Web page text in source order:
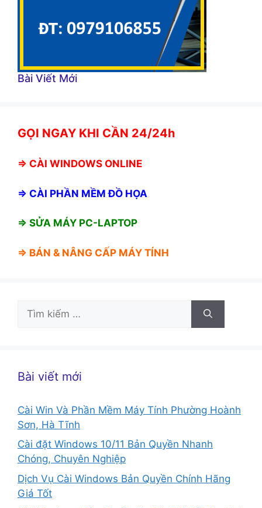
Bài Viết Mới
GỌI NGAY KHI CẦN 24/24h
⇒ CÀI WINDOWS ONLINE
⇒ CÀI PHẦN MỀM ĐỒ HỌA
⇒ SỬA MÁY PC-LAPTOP
⇒ BÁN & NÂNG CẤP MÁY TÍNH
Tìm
kiếm
Bài viết mới
Cài Win Và Phần Mềm Máy Tính Phường Hoành
Sơn, Hà Tĩnh
Cài đặt Windows 10/11 Bản Quyền Nhanh
Chóng, Chuyên Nghiệp
Dịch Vụ Cài Windows Bản Quyền Chính Hãng
Giá Tốt